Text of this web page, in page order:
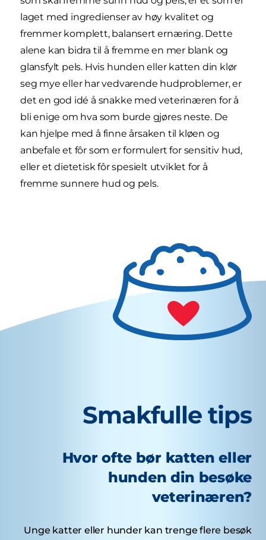
laget med ingredienser av høy kvalitet og
fremmer komplett, balansert ernæring. Dette
alene kan bidra til å fremme en mer blank og
glansfylt pels. Hvis hunden eller katten din klør
seg mye eller har vedvarende hudproblemer, er
det en god idé å snakke med veterinæren for å
bli enige om hva som burde gjøres neste. De
kan hjelpe med å finne årsaken til kløen og
anbefale et fôr som er formulert for sensitiv hud,
eller et dietetisk fôr spesielt utviklet for å
fremme sunnere hud og pels.
Smakfulle tips
Hvor ofte bør katten eller
hunden din besøke
veterinæren?
Unge katter eller hunder kan trenge flere besøk